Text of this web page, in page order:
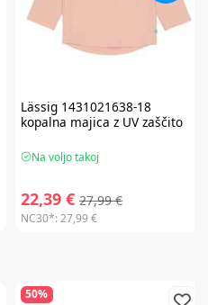
Lässig 1431021638-18
kopalna majica z UV zaščito
Na voljo takoj
22,39 € 27,99 €
NC30*:27,99 €
50%